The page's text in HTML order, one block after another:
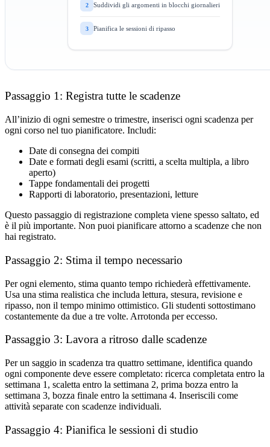
2 Suddividi gli argomenti in blocchi giornalieri
3 Pianifica le sessioni di ripasso
Passaggio 1: Registra tutte le scadenze
All’inizio di ogni semestre o trimestre, inserisci ogni scadenza per
ogni corso nel tuo pianificatore. Includi:
Date di consegna dei compiti
Date e formati degli esami (scritti, a scelta multipla, a libro
aperto)
Tappe fondamentali dei progetti
Rapporti di laboratorio, presentazioni, letture
Questo passaggio di registrazione completa viene spesso saltato, ed
è il più importante. Non puoi pianificare attorno a scadenze che non
hai registrato.
Passaggio 2: Stima il tempo necessario
Per ogni elemento, stima quanto tempo richiederà effettivamente.
Usa una stima realistica che includa lettura, stesura, revisione e
ripasso, non il tempo minimo ottimistico. Gli studenti sottostimano
costantemente da due a tre volte. Arrotonda per eccesso.
Passaggio 3: Lavora a ritroso dalle scadenze
Per un saggio in scadenza tra quattro settimane, identifica quando
ogni componente deve essere completato: ricerca completata entro la
settimana 1, scaletta entro la settimana 2, prima bozza entro la
settimana 3, bozza finale entro la settimana 4. Inseriscili come
attività separate con scadenze individuali.
Passaggio 4: Pianifica le sessioni di studio